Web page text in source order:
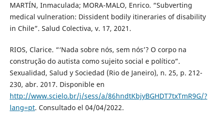
MARTÍN, Inmaculada; MORA-MALO, Enrico. “Subverting
medical vulneration: Dissident bodily itineraries of disability
in Chile”. Salud Colectiva, v. 17, 2021.
RIOS, Clarice. “‘Nada sobre nós, sem nós’? O corpo na
construção do autista como sujeito social e político”.
Sexualidad, Salud y Sociedad (Rio de Janeiro), n. 25, p. 212-
230, abr. 2017. Disponible en
http://www.scielo.br/j/sess/a/86hndtKbjyBGHDT7txTmR9G/?
lang=pt. Consultado el 04/04/2022.